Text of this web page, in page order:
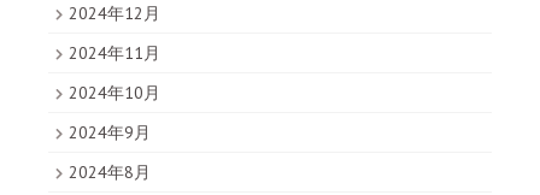
2024年12月
2024年11月
2024年10月
2024年9月
2024年8月